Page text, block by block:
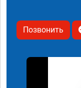
Позвонить